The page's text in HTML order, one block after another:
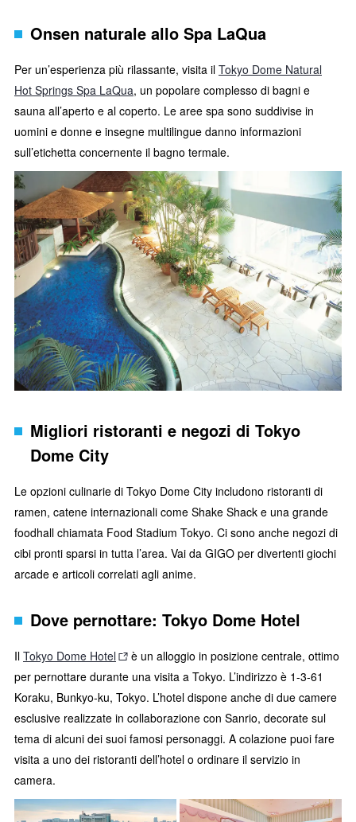
Onsen naturale allo Spa LaQua
Per un’esperienza più rilassante, visita il Tokyo Dome Natural
Hot Springs Spa LaQua, un popolare complesso di bagni e
sauna all’aperto e al coperto. Le aree spa sono suddivise in
uomini e donne e insegne multilingue danno informazioni
sull’etichetta concernente il bagno termale.
Migliori ristoranti e negozi di Tokyo
Dome City
Le opzioni culinarie di Tokyo Dome City includono ristoranti di
ramen, catene internazionali come Shake Shack e una grande
foodhall chiamata Food Stadium Tokyo. Ci sono anche negozi di
cibi pronti sparsi in tutta l’area. Vai da GIGO per divertenti giochi
arcade e articoli correlati agli anime.
Dove pernottare: Tokyo Dome Hotel
Il Tokyo Dome Hotel
è un alloggio in posizione centrale, ottimo
per pernottare durante una visita a Tokyo. L’indirizzo è 1-3-61
Koraku, Bunkyo-ku, Tokyo. L’hotel dispone anche di due camere
esclusive realizzate in collaborazione con Sanrio, decorate sul
tema di alcuni dei suoi famosi personaggi. A colazione puoi fare
visita a uno dei ristoranti dell’hotel o ordinare il servizio in
camera.